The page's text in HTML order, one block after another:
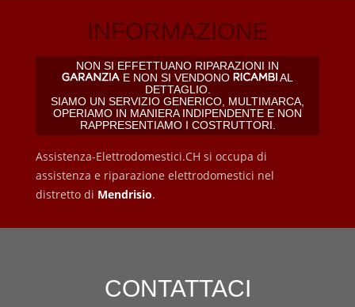
INFORMAZIONE
NON SI EFFETTUANO RIPARAZIONI IN
E NON SI VENDONO
AL
DETTAGLIO.
SIAMO UN SERVIZIO GENERICO, MULTIMARCA,
OPERIAMO IN MANIERA INDIPENDENTE E NON
RAPPRESENTIAMO I COSTRUTTORI.
Assistenza-Elettrodomestici.CH si occupa di
assistenza e riparazione elettrodomestici nel
distretto di Mendrisio.
CONTATTACI